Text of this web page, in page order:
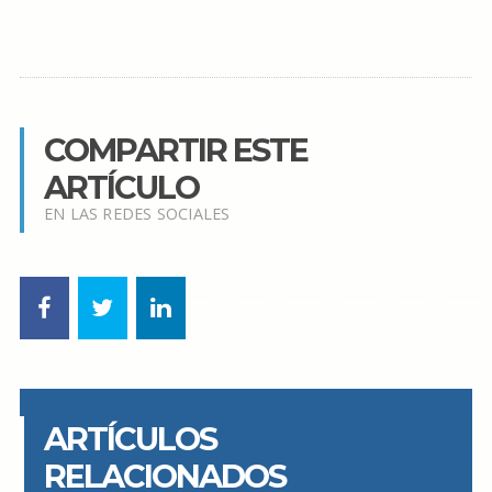
COMPARTIR ESTE
ARTÍCULO
EN LAS REDES SOCIALES
ARTÍCULOS
RELACIONADOS